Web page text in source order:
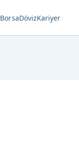
BorsaDövizKariyer